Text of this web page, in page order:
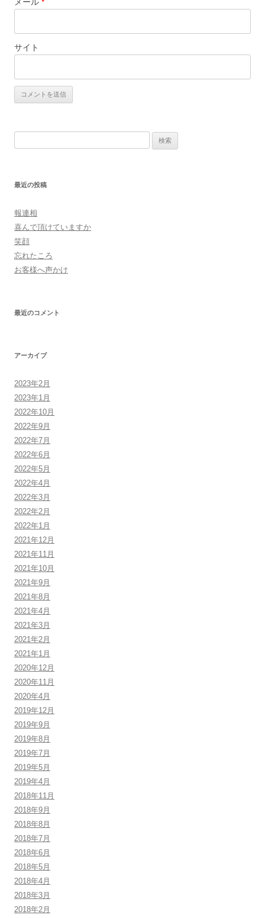
サイト
最近の投稿
報連相
喜んで頂けていますか
笑顔
忘れたころ
お客様へ声かけ
最近のコメント
アーカイブ
2023年2月
2023年1月
2022年10月
2022年9月
2022年7月
2022年6月
2022年5月
2022年4月
2022年3月
2022年2月
2022年1月
2021年12月
2021年11月
2021年10月
2021年9月
2021年8月
2021年4月
2021年3月
2021年2月
2021年1月
2020年12月
2020年11月
2020年4月
2019年12月
2019年9月
2019年8月
2019年7月
2019年5月
2019年4月
2018年11月
2018年9月
2018年8月
2018年7月
2018年6月
2018年5月
2018年4月
2018年3月
2018年2月